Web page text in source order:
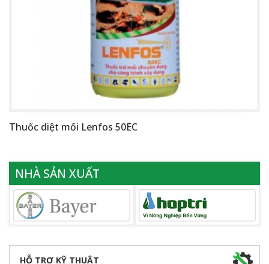
Thuốc diệt mối Lenfos 50EC
NHÀ SẢN XUẤT
HỖ TRỢ KỸ THUẬT